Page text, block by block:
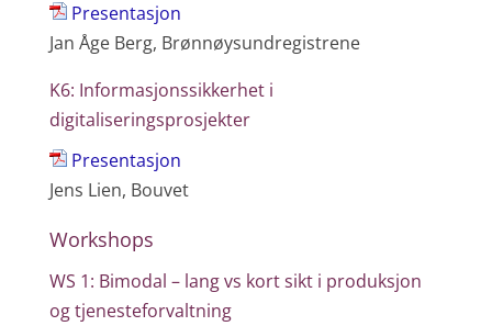
Presentasjon
Jan Åge Berg, Brønnøysundregistrene
K6: Informasjonssikkerhet i
digitaliseringsprosjekter
Presentasjon
Jens Lien, Bouvet
Workshops
WS 1: Bimodal – lang vs kort sikt i produksjon
og tjenesteforvaltning